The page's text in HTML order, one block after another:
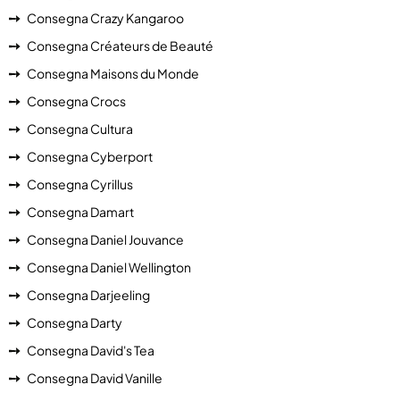
Consegna Crazy Kangaroo
Consegna Créateurs de Beauté
Consegna Maisons du Monde
Consegna Crocs
Consegna Cultura
Consegna Cyberport
Consegna Cyrillus
Consegna Damart
Consegna Daniel Jouvance
Consegna Daniel Wellington
Consegna Darjeeling
Consegna Darty
Consegna David's Tea
Consegna David Vanille